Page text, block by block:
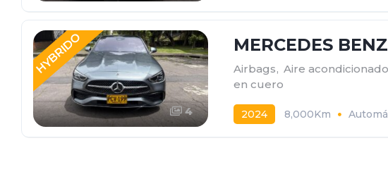
HYBRIDO
4
MERCEDES
Airbags, Aire acondicionado
en cuero
2024 8,000Km